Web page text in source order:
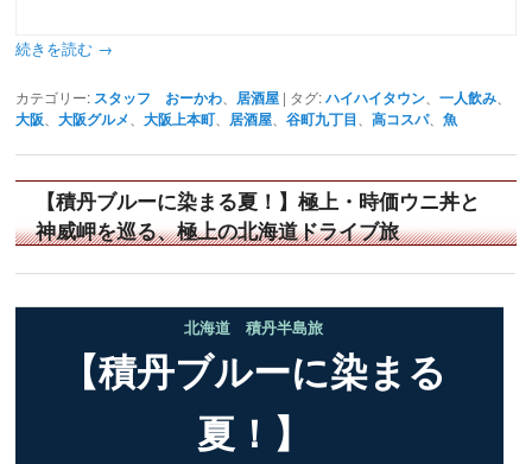
続きを読む →
カテゴリー: スタッフ おーかわ 居酒屋 | タグ: ハイハイタウン 、一人飲み
大阪 、大阪グルメ 、大阪上本町、 居酒屋 、谷町九丁目 、高コスパ、魚
【積丹ブルーに染まる夏！】極上・時価ウニ丼と
神威岬を巡る、極上の北海道ドライブ旅
北海道 積丹半島旅
【積丹ブルーに染まる
夏！】